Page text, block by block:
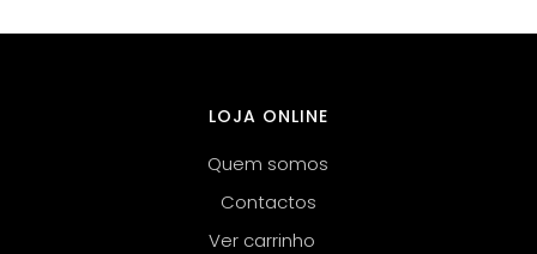
LOJA ONLINE
Quem somos
Contactos
Ver carrinho